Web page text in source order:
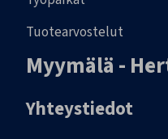
Tuotearvostelut
Myymälä -
Yhteystiedot